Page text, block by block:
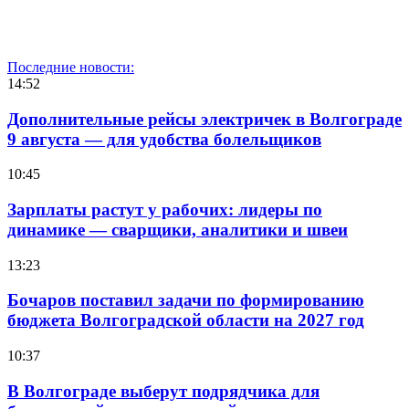
Последние новости:
14:52
Дополнительные рейсы электричек в Волгограде
9 августа — для удобства болельщиков
10:45
Зарплаты растут у рабочих: лидеры по
динамике — сварщики, аналитики и швеи
13:23
Бочаров поставил задачи по формированию
бюджета Волгоградской области на 2027 год
10:37
В Волгограде выберут подрядчика для